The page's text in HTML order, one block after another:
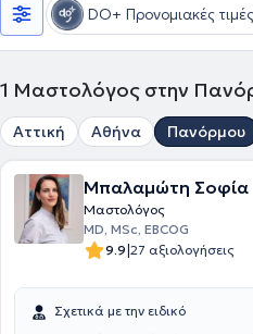
DO+ Προνομιακές τιμές
1 Μαστολόγος στην
Αττική Αθήνα Πανόρμου
Μπαλαμώτη Σοφία
Μαστολόγος
MD, MSc, EBCOG
9.9|27 αξιολογήσεις
Σχετικά με την ειδικό